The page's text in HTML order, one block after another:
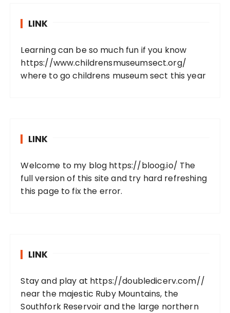
LINK
Learning can be so much fun if you know
https://www.childrensmuseumsect.org/
where to go childrens museum sect this year
LINK
Welcome to my blog https://bloog.io/ The
full version of this site and try hard refreshing
this page to fix the error.
LINK
Stay and play at https://doubledicerv.com//
near the majestic Ruby Mountains, the
Southfork Reservoir and the large northern